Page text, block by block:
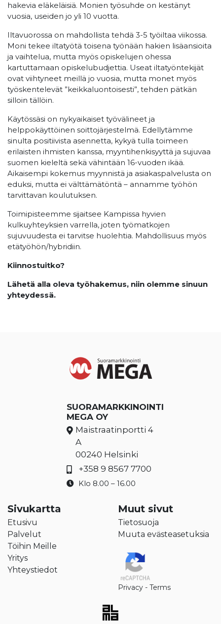
hakevia eläkeläisiä. Monien työsuhde on kestänyt
vuosia, useiden jo yli 10 vuotta.
Iltavuorossa on mahdollista tehdä 3-5 työiltaa viikossa.
Moni tekee iltatyötä toisena työnään hakien lisäansioita
ja vaihtelua, mutta myös opiskelujen ohessa
kartuttamaan opiskelubudjettia. Useat iltatyöntekijät
ovat viihtyneet meillä jo vuosia, mutta monet myös
työskentelevät ”keikkaluontoisesti”, tehden pätkän
silloin tällöin.
Käytössäsi on nykyaikaiset työvälineet ja
helppokäyttöinen soittojärjestelmä. Edellytämme
sinulta positiivista asennetta, kykyä tulla toimeen
erilaisten ihmisten kanssa, myyntihenkisyyttä ja sujuvaa
suomen kieleltä sekä vähintään 16-vuoden ikää.
Aikaisempi kokemus myynnistä ja asiakaspalvelusta on
eduksi, mutta ei välttämätöntä – annamme työhön
tarvittavan koulutuksen.
Toimipisteemme sijaitsee Kampissa hyvien
kulkuyhteyksien varrella, joten työmatkojen
sujuvuudesta ei tarvitse huolehtia. Mahdollisuus myös
etätyöhön/hybridiin.
Kiinnostuitko?
Lähetä alla oleva työhakemus, niin olemme sinuun
yhteydessä.
SUORAMARKKINOINTI
MEGA OY
Maistraatinportti 4
A
00240 Helsinki
+358 9 8567 7700
Klo 8.00 – 16.00
Sivukartta
Etusivu
Palvelut
Töihin Meille
Yritys
Yhteystiedot
Muut sivut
Tietosuoja
Muuta evästeasetuksia
Privacy - Terms